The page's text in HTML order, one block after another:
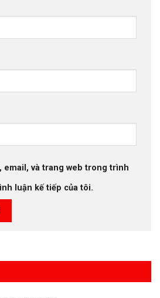
email, và trang web trong trình
luận kế tiếp của tôi.